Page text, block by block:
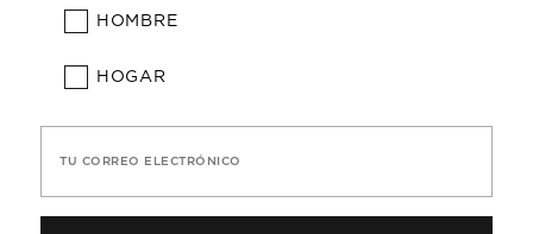
HOMBRE
HOGAR
TU CORREO ELECTRÓNICO